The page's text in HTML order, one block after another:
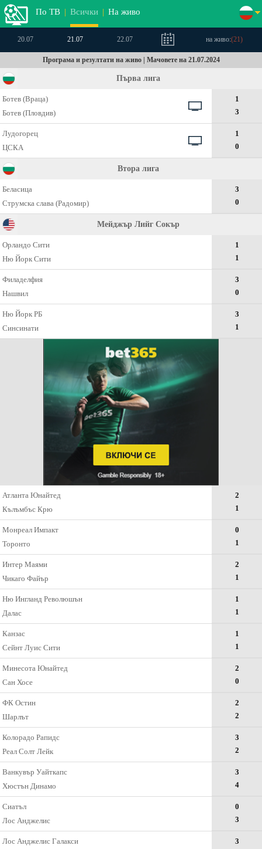
По ТВ | Всички | На живо
20.07 21.07 22.07 на живо:(21)
Програма и резултати на живо | Мачовете на 21.07.2024
Първа лига
Ботев (Враца)
Ботев (Пловдив)
1
3
Лудогорец
ЦСКА
1
0
Втора лига
Беласица
Струмска слава (Радомир)
3
0
Мейджър Лийг Сокър
Орландо Сити
Ню Йорк Сити
1
1
Филаделфия
Нашвил
3
0
Ню Йорк РБ
Синсинати
3
1
Атланта Юнайтед
Кълъмбъс Крю
2
1
Монреал Импакт
Торонто
0
1
Интер Маями
Чикаго Файър
2
1
Ню Ингланд Революшън
Далас
1
1
Канзас
Сейнт Луис Сити
1
1
Минесота Юнайтед
Сан Хосе
2
0
ФК Остин
Шарлът
2
2
Колорадо Рапидс
Реал Солт Лейк
3
2
Ванкувър Уайткапс
Хюстън Динамо
3
4
Сиатъл
Лос Анджелис
0
3
Лос Анджелис Галакси
3